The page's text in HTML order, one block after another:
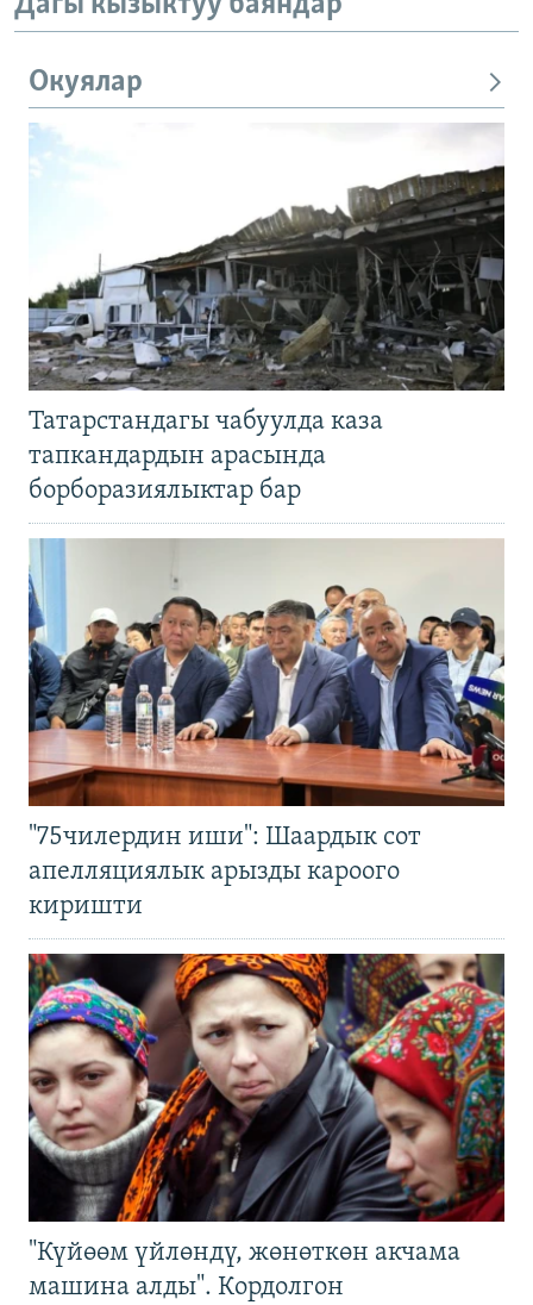
Окуялар
Татарстандагы чабуулда каза
тапкандардын арасында
борборазиялыктар бар
"75чилердин иши": Шаардык сот
апелляциялык арызды кароого
киришти
"Күйөөм үйлөндү, жөнөткөн акчама
машина алды". Кордолгон